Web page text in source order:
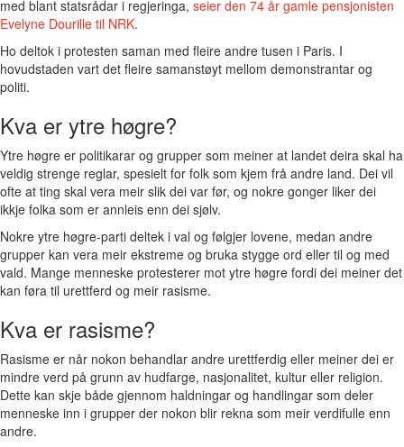
med blant statsrådar i regjeringa, seier den 74 år gamle pensjonisten
Evelyne Dourille til NRK.
Ho deltok i protesten saman med fleire andre tusen i Paris. I
hovudstaden vart det fleire samanstøyt mellom demonstrantar og
politi.
Kva er ytre høgre?
Ytre høgre er politikarar og grupper som meiner at landet deira skal ha
veldig strenge reglar, spesielt for folk som kjem frå andre land. Dei vil
ofte at ting skal vera meir slik dei var før, og nokre gonger liker dei
ikkje folka som er annleis enn dei sjølv.
Nokre ytre høgre-parti deltek i val og følgjer lovene, medan andre
grupper kan vera meir ekstreme og bruka stygge ord eller til og med
vald. Mange menneske protesterer mot ytre høgre fordi dei meiner det
kan føra til urettferd og meir rasisme.
Kva er rasisme?
Rasisme er når nokon behandlar andre urettferdig eller meiner dei er
mindre verd på grunn av hudfarge, nasjonalitet, kultur eller religion.
Dette kan skje både gjennom haldningar og handlingar som deler
menneske inn i grupper der nokon blir rekna som meir verdifulle enn
andre.